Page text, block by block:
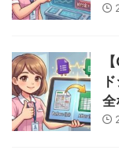
全